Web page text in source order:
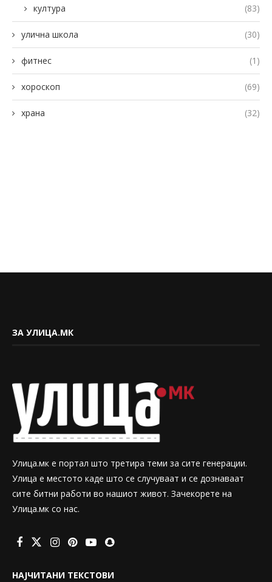
култура (83)
улична школа (30)
фитнес (1)
хороскоп (69)
храна (32)
ЗА УЛИЦА.МК
Улица.мк е портал што третира теми за сите генерации.
Улица е местото каде што се случуваат и се дознаваат
сите битни работи во нашиот живот. Зачекорете на
Улица.мк со нас.
НАЈЧИТАНИ ТЕКСТОВИ